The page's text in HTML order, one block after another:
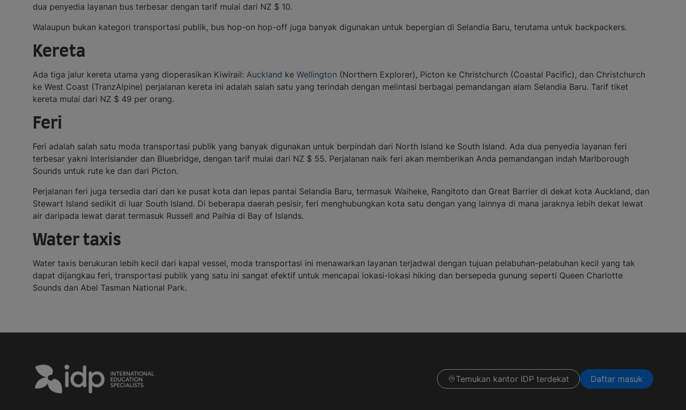
dua penyedia layanan bus terbesar dengan tarif mulai dari NZ $ 10.
Walaupun bukan kategori transportasi publik, bus hop-on hop-off juga banyak digunakan untuk bepergian di Selandia Baru, terutama untuk backpackers.
Kereta
Ada tiga jalur kereta utama yang dioperasikan Kiwirail: Auckland ke Wellington (Northern Explorer), Picton ke Christchurch (Coastal Pacific), dan Christchurch
ke West Coast (TranzAlpine) perjalanan kereta ini adalah salah satu yang terindah dengan melintasi berbagai pemandangan alam Selandia Baru. Tarif tiket
kereta mulai dari NZ $ 49 per orang.
Feri
Feri adalah salah satu moda transportasi publik yang banyak digunakan untuk berpindah dari North Island ke South Island. Ada dua penyedia layanan feri
terbesar yakni InterIslander dan Bluebridge, dengan tarif mulai dari NZ $ 55. Perjalanan naik feri akan memberikan Anda pemandangan indah Marlborough
Sounds untuk rute ke dan dari Picton.
Perjalanan feri juga tersedia dari dan ke pusat kota dan lepas pantai Selandia Baru, termasuk Waiheke, Rangitoto dan Great Barrier di dekat kota Auckland, dan
Stewart Island sedikit di luar South Island. Di beberapa daerah pesisir, feri menghubungkan kota satu dengan yang lainnya di mana jaraknya lebih dekat lewat
air daripada lewat darat termasuk Russell and Paihia di Bay of Islands.
Water taxis
Water taxis berukuran lebih kecil dari kapal vessel, moda transportasi ini menawarkan layanan terjadwal dengan tujuan pelabuhan-pelabuhan kecil yang tak
dapat dijangkau feri, transportasi publik yang satu ini sangat efektif untuk mencapai lokasi-lokasi hiking dan bersepeda gunung seperti Queen Charlotte
Sounds dan Abel Tasman National Park.
Temukan kantor IDP terdekat Daftar masuk